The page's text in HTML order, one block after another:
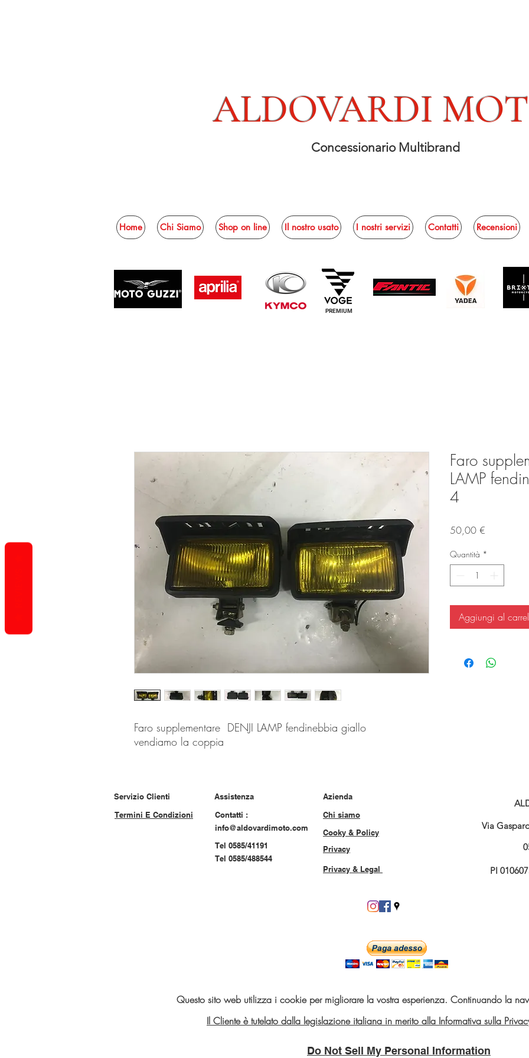
ALDOVARDI
Concessionario Multibrand
Home Chi Siamo Shop on line Il nostro usato I nostri servizi Contatti Recensioni
PREMIUM
Faro supplementare DENJI LAMP fendinebbia giallo
vendiamo la coppia
Faro
LAMP
4
50,00 €
Quantità *
Aggiungi al
Servizio Clienti
Termini E Condizioni
Assistenza
Contatti :
info@aldovardimoto.com
Tel 0585/41191
Tel 0585/488544
Azienda
Chi siamo
Cooky & Policy
Privacy
Privacy & Legal
Via
PI
Questo sito web utilizza i cookie per migliorare la vostra esperienza. Continuando la
Il Cliente è tutelato dalla legislazione italiana in merito alla Informativa sulla
Do Not Sell My Personal Information